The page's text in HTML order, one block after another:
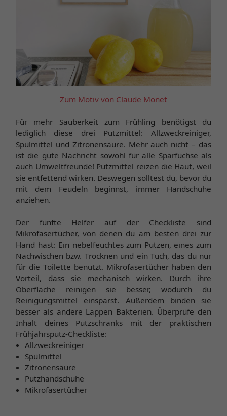
Zum Motiv von Claude Monet
Für mehr Sauberkeit zum Frühling benötigst du
lediglich diese drei Putzmittel: Allzweckreiniger,
Spülmittel und Zitronensäure. Mehr auch nicht – das
ist die gute Nachricht sowohl für alle Sparfüchse als
auch Umweltfreunde! Putzmittel reizen die Haut, weil
sie entfettend wirken. Deswegen solltest du, bevor du
mit dem Feudeln beginnst, immer Handschuhe
anziehen.
Der fünfte Helfer auf der Checkliste sind
Mikrofasertücher, von denen du am besten drei zur
Hand hast: Ein nebelfeuchtes zum Putzen, eines zum
Nachwischen bzw. Trocknen und ein Tuch, das du nur
für die Toilette benutzt. Mikrofasertücher haben den
Vorteil, dass sie mechanisch wirken. Durch ihre
Oberfläche reinigen sie besser, wodurch du
Reinigungsmittel einsparst. Außerdem binden sie
besser als andere Lappen Bakterien. Überprüfe den
Inhalt deines Putzschranks mit der praktischen
Frühjahrsputz-Checkliste:
Allzweckreiniger
Spülmittel
Zitronensäure
Putzhandschuhe
Mikrofasertücher